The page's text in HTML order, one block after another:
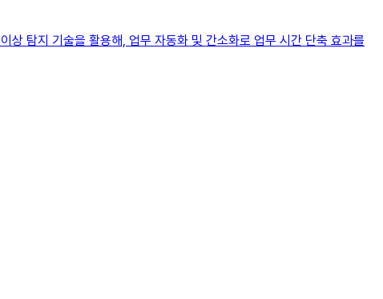
상 탐지 기술을 활용해, 업무 자동화 및 간소화로 업무 시간 단축 효과를